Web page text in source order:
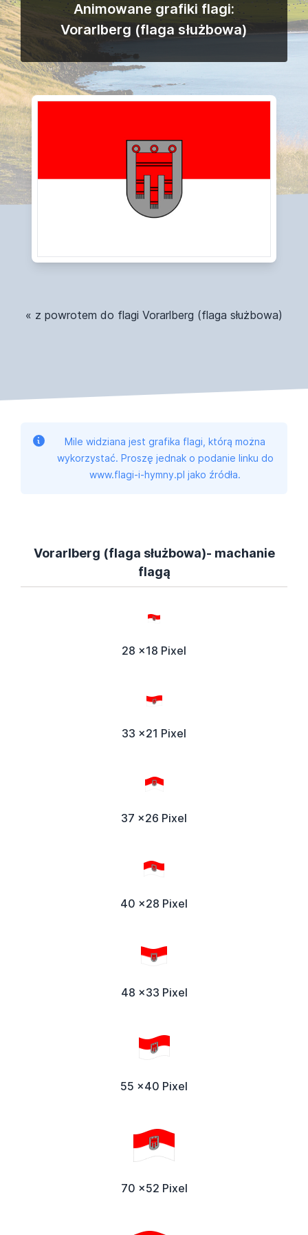
Animowane grafiki flagi:
Vorarlberg (flaga służbowa)
« z powrotem do flagi Vorarlberg (flaga służbowa)
Mile widziana jest grafika flagi, którą można
wykorzystać. Proszę jednak o podanie linku do
www.flagi-i-hymny.pl jako źródła.
Vorarlberg (flaga służbowa)- machanie
flagą
28 x18 Pixel
33 x21 Pixel
37 x26 Pixel
40 x28 Pixel
48 x33 Pixel
55 x40 Pixel
70 x52 Pixel